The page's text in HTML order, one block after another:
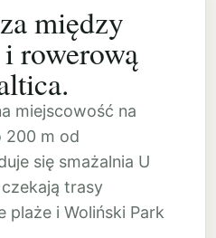
między
rowerową
miejscowość na
200 m od
się smażalnia U
trasy
plaże i Woliński Park